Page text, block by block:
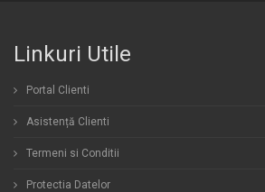
Linkuri Utile
Portal Clienti
Asistență Clienti
Termeni si Conditii
Protectia Datelor